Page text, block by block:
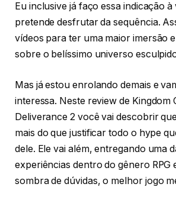
Eu inclusive já faço essa indicação à
pretende desfrutar da sequência.
vídeos para ter uma maior imersão
sobre o belíssimo universo
Mas já estou enrolando demais e
interessa. Neste review de Kingdom
Deliverance 2 você vai descobrir
mais do que justificar todo o hype
dele. Ele vai além, entregando uma
experiências dentro do gênero RPG
sombra de dúvidas, o melhor jogo